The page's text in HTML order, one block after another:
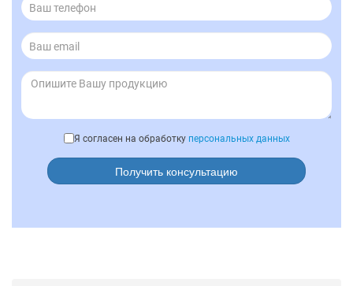
Я согласен на обработку персональных данных
Получить консультацию